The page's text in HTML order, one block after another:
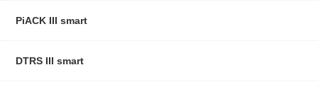
PiACK III smart
DTRS III smart